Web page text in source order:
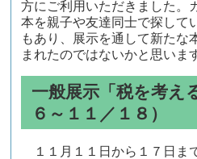
方にご利用いただきました。
本を親子や友達同士で探して
もあり、展示を通して新たな
まれたのではないかと思いま
一般展示「税を考え
６～１１／１８）
１１月１１日から１７日ま